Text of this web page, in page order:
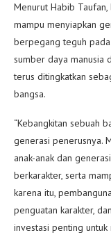
Menurut Habib
mampu menyiapkan
berpegang teguh
sumber daya manusia
terus ditingkatkan
bangsa.
“Kebangkitan sebuah
generasi penerusnya.
anak-anak dan
berkarakter, serta
karena itu,
penguatan karakter,
investasi penting untuk